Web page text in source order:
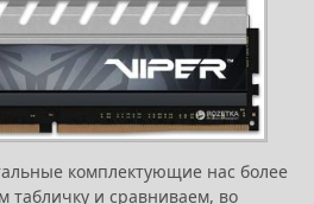
комплектующие нас более
табличку и сравниваем, во